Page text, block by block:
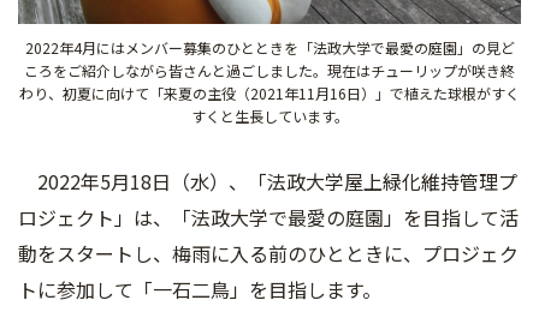
2022年4月にはメンバー募集のひとときを「法政大学で最愛の庭園」の見ど
ころをご紹介しながら皆さんと過ごしました。現在はチューリップが咲き終
わり、初夏に向けて「来夏の主役（2021年11月16日）」で植えた球根がすく
すくと生長しています。
2022年5月18日（水）、「法政大学屋上緑化維持管理プ
ロジェクト」は、「法政大学で最愛の庭園」を目指して活
動をスタートし、梅雨に入る前のひとときに、プロジェク
トに参加して「一石二鳥」を目指します。